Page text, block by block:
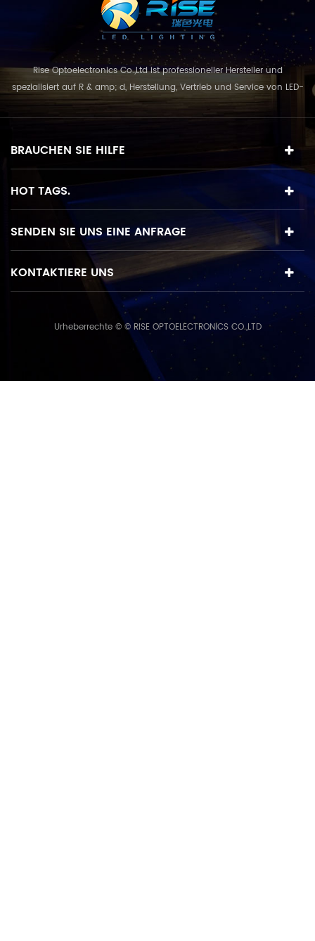
Rise Optoelectronics Co.,Ltd ist professioneller Hersteller und
spezialisiert auf R & amp; d, Herstellung, Vertrieb und Service von LED-
Beleuchtungsprodukte, mit einer breiten Auswahl an
Beleuchtungseinheiten für Wohn-, Gewerbe-, und
"Qualität zuerst, Service in erster Linie", kombinie...
BRAUCHEN SIE HILFE
HOT TAGS.
SENDEN SIE UNS EINE ANFRAGE
KONTAKTIERE UNS
Urheberrechte © © RISE OPTOELECTRONICS CO.,LTD